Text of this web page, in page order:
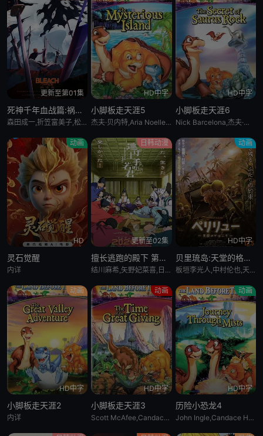
更新至第01集
死神千年血战篇:祸进谭:动漫
森田成一,折笠富美子,松冈由贵,安元洋贵,杉山纪彰,高木涉,伊藤健太郎,三木真一郎,雪野五月,大塚明夫,桑岛法子,樫井笙人,小野坂昌也,置鲇龙太郎,杉田智和,朴璐美,立木文彦,石川英郎,速水奖,高木礼子,长嶝高士,石冢小夜里,稻田彻,诹访部顺一,清都亚里沙,丰口惠美,市来光弘,菅生隆之,梅原裕一郎,武内骏辅,小山刚志
HD中字
小脚板走天涯5
杰夫·贝内特,Aria Noelle Curzon,托马斯·戴克,米丽亚姆·福林,乔恩·因戈尔,Bradon La Croix
HD中字
小脚板走天涯6
Nick Barcelona,杰夫·贝内特,南茜·卡特莱特,艾莉娅·诺埃尔·柯曾,托马斯·戴克,米丽亚姆·福林
动画
HD
灵石觉醒
内详
日韩动漫
更新至02集
擅长逃跑的殿下 第二季
结川麻希,矢野妃菜喜,日野麻里,铃代纱弓,悠木碧,户谷菊之介,中村悠一,小西克幸
动画
HD中字
贝里琉岛:天堂的格尔尼卡:
板垣李光人,中村伦也,天野宏郷,藤井雄太,茂木たかまさ,三上瑛士
动画
HD中字
小脚板走天涯2
内详
动画
HD中字
小脚板走天涯3
Scott McAfee,Candace Hutson,Heather Hogan
动画
HD中字
历险小恐龙4
John Ingle,Candace Hutson,Heather Hogan,Rob Paulsen,Jeff Bennett,Scott McAfee,Carol Bruce